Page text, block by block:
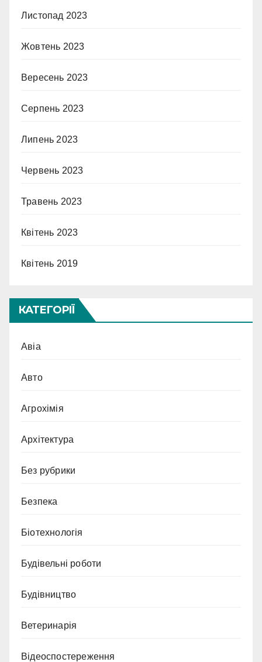
Листопад 2023
Жовтень 2023
Вересень 2023
Серпень 2023
Липень 2023
Червень 2023
Травень 2023
Квітень 2023
Квітень 2019
КАТЕГОРІЇ
Авіа
Авто
Агрохімія
Архітектура
Без рубрики
Безпека
Біотехнологія
Будівельні роботи
Будівництво
Ветеринарія
Відеоспостереження